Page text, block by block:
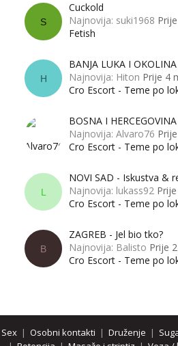
S
Cuckold
Najnovija: suki1968
Fetish
H
BANJA LUKA I
Najnovija: Hiton Prije 4
Cro Escort - Teme po
BOSNA I
Najnovija: Alvaro76
Cro Escort - Teme po
L
NOVI SAD - Iskustva &
Najnovija: lukass92
Cro Escort - Teme po
B
ZAGREB - Jel bio tko?
Najnovija: Balisto Prije
Cro Escort - Teme po
Sex| Osobni kontakti | Druženje |